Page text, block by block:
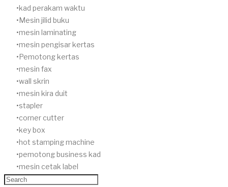
​kad perakam waktu
Mesin jilid buku
mesin laminating
mesin pengisar kertas
Pemotong kertas
mesin fax
wall skrin
mesin kira duit
stapler
corner cutter
key box
hot stamping machine
pemotong business kad
mesin cetak label